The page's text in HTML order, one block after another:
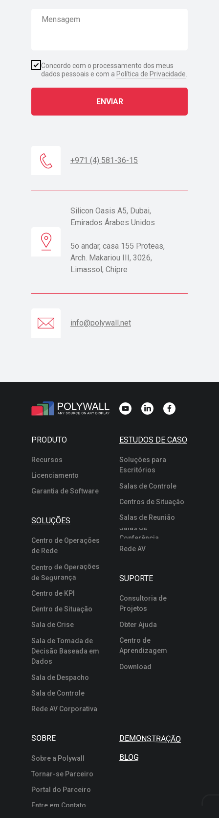
Concordo com o processamento dos meus
dados pessoais e com a Política de Privacidade
ENVIAR
+971 (4) 581-36-15
Silicon Oasis A5, Dubai,
Emirados Árabes Unidos
5o andar, casa 155 Proteas,
Arch. Makariou III, 3026,
Limassol, Chipre
info@polywall.net
SOLUÇÕES
PRODUTO ESTUDOS DE CASO
SUPORTE
SOBRE
Recursos
Licenciamento
Centro de Operações
de Rede
Centro de Operações
de Segurança
Centro de KPI
Centro de Situação
Sala de Crise
Sala de Tomada de
Decisão Baseada em
Dados
Sala de Despacho
Sala de Controle
Rede AV Corporativa
Consultoria de
Projetos
Download
Tornar-se Parceiro
Obter Ajuda
Centro de
Aprendizagem
Sobre a Polywall
Portal do Parceiro
Entre em Contato
Garantia de Software
DEMONSTRAÇÃO
BLOG
Soluções para
Escritórios
Salas de Controle
Centros de Situação
Salas de Reunião
Salas de
Conferência
Rede AV